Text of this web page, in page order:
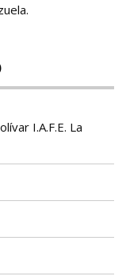
I.A.F.E. La